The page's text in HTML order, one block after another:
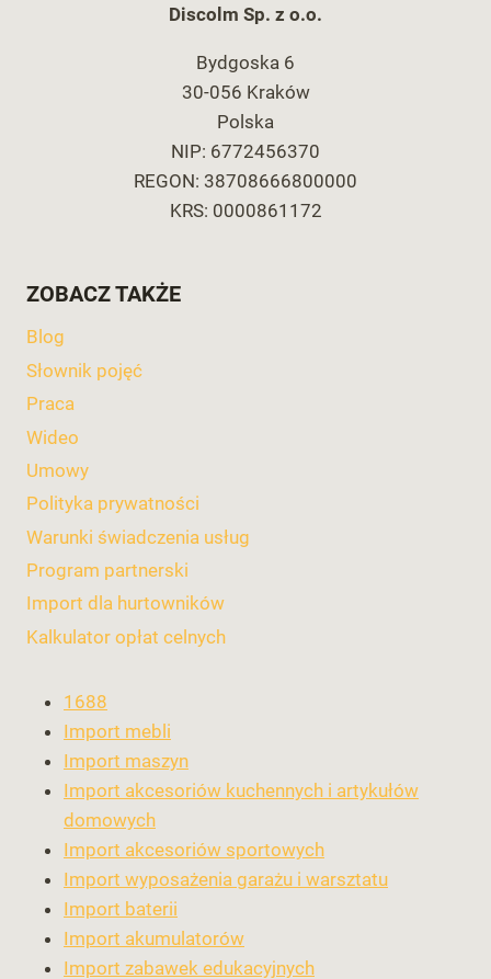
Discolm Sp. z o.o.
Bydgoska 6
30-056 Kraków
Polska
NIP: 6772456370
REGON: 38708666800000
KRS: 0000861172
ZOBACZ TAKŻE
Blog
Słownik pojęć
Praca
Wideo
Umowy
Polityka prywatności
Warunki świadczenia usług
Program partnerski
Import dla hurtowników
Kalkulator opłat celnych
1688
Import mebli
Import maszyn
Import akcesoriów kuchennych i artykułów
domowych
Import akcesoriów sportowych
Import wyposażenia garażu i warsztatu
Import baterii
Import akumulatorów
Import zabawek edukacyjnych